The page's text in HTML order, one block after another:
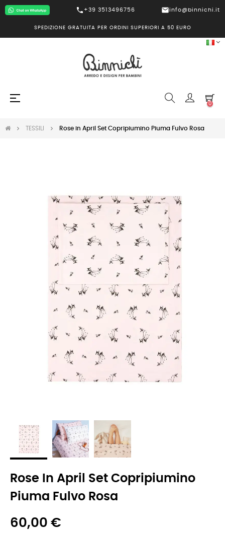
call +39 3513496756 mailinfo@binnichi.it
SPEDIZIONE GRATUITA PER ORDINI SUPERIORI A 50 EURO
navigazione
☰
0
TESSILI Rose in April Set Copripiumino Piuma Fulvo Rosa
Rose In April Set Copripiumino
Piuma Fulvo Rosa
60,00 €